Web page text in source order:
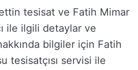
tesisat ve Fatih Mimar
ile ilgili detaylar ve
bilgiler için Fatih
tesisatçısı servisi ile